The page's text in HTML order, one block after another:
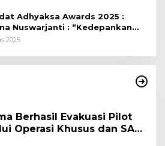
Adhyaksa Awards 2025 :
Nuswarjanti : “Kedepankan
Restoratif Wujudkan
2025
Berhasil Evakuasi Pilot
Operasi Khusus dan SAR